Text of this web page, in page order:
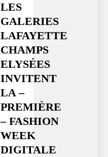
LES
GALERIES
LAFAYETTE
CHAMPS
ELYSÉES
INVITENT
LA –
PREMIÈRE
– FASHION
WEEK
DIGITALE